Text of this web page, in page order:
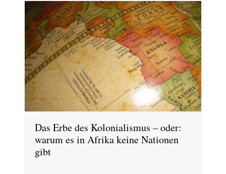
Das Erbe des Kolonialismus – oder:
warum es in Afrika keine Nationen
gibt